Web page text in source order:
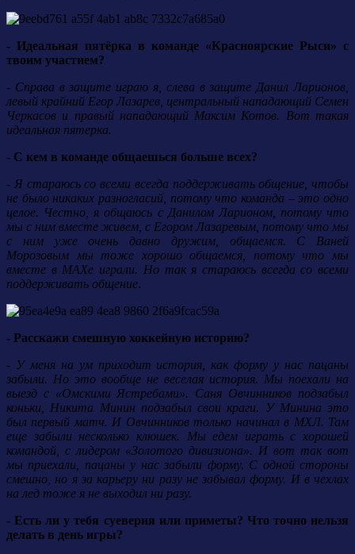
- Идеальная пятёрка в команде «Красноярские Рыси» с
твоим участием?
- Справа в защите играю я, слева в защите Данил Ларионов,
левый крайний Егор Лазарев, центральный нападающий Семен
Черкасов и правый нападающий Максим Котов. Вот такая
идеальная пятерка.
- С кем в команде общаешься больше всех?
- Я стараюсь со всеми всегда поддерживать общение, чтобы
не было никаких разногласий, потому что команда – это одно
целое. Честно, я общаюсь с Данилом Ларионом, потому что
мы с ним вместе живем, с Егором Лазаревым, потому что мы
с ним уже очень давно дружим, общаемся. С Ваней
Морозовым мы тоже хорошо общаемся, потому что мы
вместе в МАХе играли. Но так я стараюсь всегда со всеми
поддерживать общение.
- Расскажи смешную хоккейную историю?
- У меня на ум приходит история, как форму у нас пацаны
забыли. Но это вообще не веселая история. Мы поехали на
выезд с «Омскими Ястребами». Саня Овчинников подзабыл
коньки, Никита Минин подзабыл свои краги. У Минина это
был первый матч. И Овчинников только начинал в МХЛ. Там
еще забыли несколько клюшек. Мы едем играть с хорошей
командой, с лидером «Золотого дивизиона». И вот так вот
мы приехали, пацаны у нас забыли форму. С одной стороны
смешно, но я за карьеру ни разу не забывал форму. И в чехлах
на лед тоже я не выходил ни разу.
- Есть ли у тебя суеверия или приметы? Что точно нельзя
делать в день игры?